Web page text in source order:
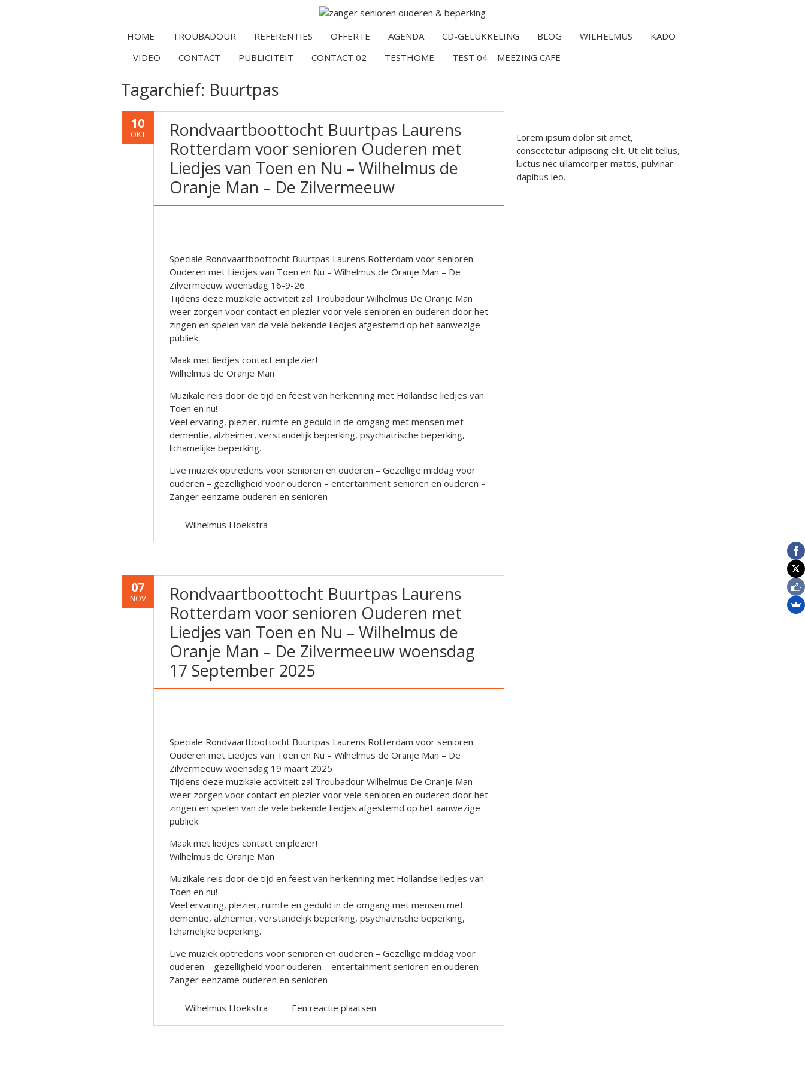
HOME TROUBADOUR REFERENTIES OFFERTE AGENDA CD-GELUKKELING BLOG WILHELMUS
KADO
VIDEO
CONTACT PUBLICITEIT CONTACT 02 TESTHOME TEST 04 – MEEZING CAFE
Tagarchief: Buurtpas
10
OKT
Rondvaartboottocht Buurtpas Laurens
Rotterdam voor senioren Ouderen met
Liedjes van Toen en Nu – Wilhelmus de
Oranje Man – De Zilvermeeuw
Speciale Rondvaartboottocht Buurtpas Laurens Rotterdam voor senioren
Ouderen met Liedjes van Toen en Nu – Wilhelmus de Oranje Man – De
Zilvermeeuw woensdag 16-9-26
Tijdens deze muzikale activiteit zal Troubadour Wilhelmus De Oranje Man
weer zorgen voor contact en plezier voor vele senioren en ouderen door het
zingen en spelen van de vele bekende liedjes afgestemd op het aanwezige
publiek.
Maak met liedjes contact en plezier!
Wilhelmus de Oranje Man
Muzikale reis door de tijd en feest van herkenning met Hollandse liedjes van
Toen en nu!
Veel ervaring, plezier, ruimte en geduld in de omgang met mensen met
dementie, alzheimer, verstandelijk beperking, psychiatrische beperking,
lichamelijke beperking.
Live muziek optredens voor senioren en ouderen – Gezellige middag voor
ouderen – gezelligheid voor ouderen – entertainment senioren en ouderen –
Zanger eenzame ouderen en senioren
Wilhelmus Hoekstra
07
NOV
Rondvaartboottocht Buurtpas Laurens
Rotterdam voor senioren Ouderen met
Liedjes van Toen en Nu – Wilhelmus de
Oranje Man – De Zilvermeeuw woensdag
17 September 2025
Speciale Rondvaartboottocht Buurtpas Laurens Rotterdam voor senioren
Ouderen met Liedjes van Toen en Nu – Wilhelmus de Oranje Man – De
Zilvermeeuw woensdag 19 maart 2025
Tijdens deze muzikale activiteit zal Troubadour Wilhelmus De Oranje Man
weer zorgen voor contact en plezier voor vele senioren en ouderen door het
zingen en spelen van de vele bekende liedjes afgestemd op het aanwezige
publiek.
Maak met liedjes contact en plezier!
Wilhelmus de Oranje Man
Muzikale reis door de tijd en feest van herkenning met Hollandse liedjes van
Toen en nu!
Veel ervaring, plezier, ruimte en geduld in de omgang met mensen met
dementie, alzheimer, verstandelijk beperking, psychiatrische beperking,
lichamelijke beperking.
Live muziek optredens voor senioren en ouderen – Gezellige middag voor
ouderen – gezelligheid voor ouderen – entertainment senioren en ouderen –
Zanger eenzame ouderen en senioren
Wilhelmus Hoekstra Een reactie plaatsen
Lorem ipsum dolor sit amet,
consectetur adipiscing elit. Ut elit tellus,
luctus nec ullamcorper mattis, pulvinar
dapibus leo.